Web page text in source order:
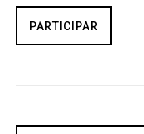
PARTICIPAR